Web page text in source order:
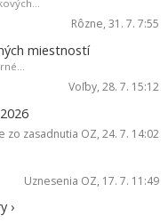
Rôzne, 31. 7. 7:55
miestností
Voľby, 28. 7. 15:12
zo zasadnutia OZ, 24. 7. 14:02
Uznesenia OZ, 17. 7. 11:49
›